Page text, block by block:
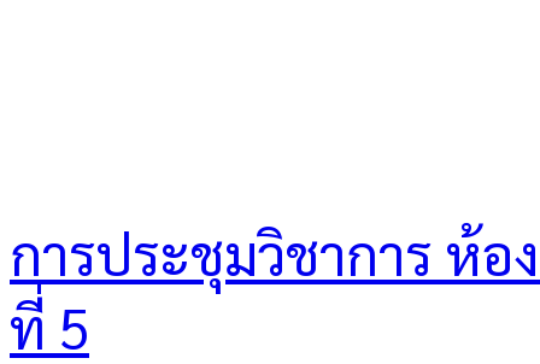
การประชุมวิชาการ ห้อ
ที่ 5